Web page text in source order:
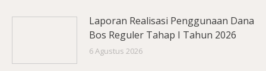
Laporan Realisasi Penggunaan Dana
Bos Reguler Tahap I Tahun 2026
6 Agustus 2026